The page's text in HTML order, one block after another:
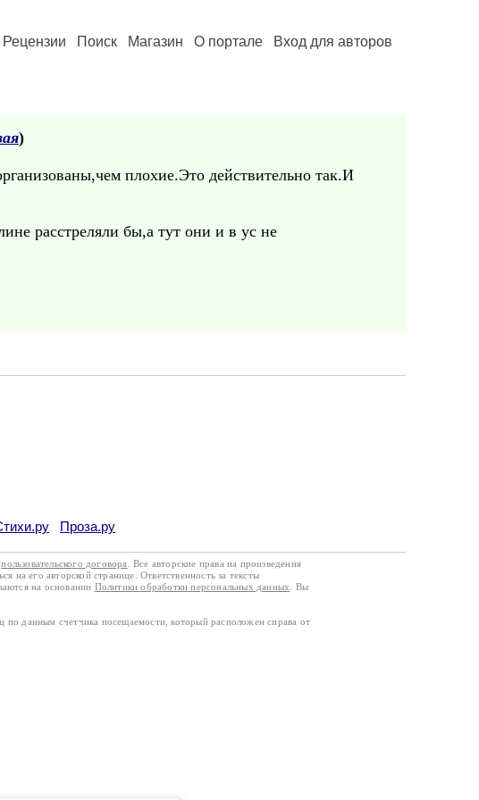
Рецензии Поиск Магазин О портале Вход для авторов
)
плохие.Это действительно так.И
расстреляли бы,а тут они и в ус не
Проза.ру
пользовательского договора
. Все авторские права на произведения
на его авторской странице. Ответственность за тексты
на основании Политики обработки персональных данных
. Вы
по данным счетчика посещаемости, который расположен справа от